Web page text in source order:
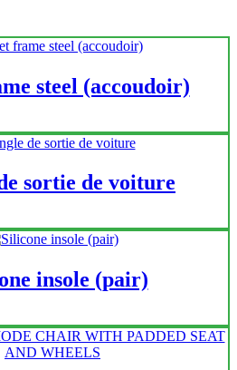
steel (accoudoir)
sortie de voiture
insole (pair)